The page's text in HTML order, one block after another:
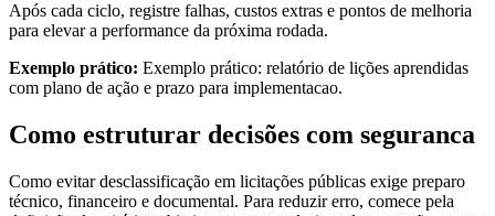
Após cada ciclo, registre falhas, custos extras e pontos de melhoria
para elevar a performance da próxima rodada.
Exemplo prático: Exemplo prático: relatório de lições aprendidas
com plano de ação e prazo para implementacao.
Como estruturar decisões com seguranca
Como evitar desclassificação em licitações públicas exige preparo
técnico, financeiro e documental. Para reduzir erro, comece pela